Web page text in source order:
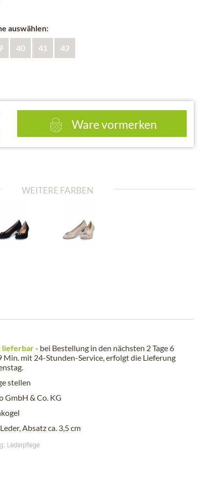
auswählen:
40 41 42
Ware vormerken
WEITERE FARBEN
lieferbar- bei Bestellung in den nächsten 2 Tage 6
Min. mit 24-Stunden-Service, erfolgt die Lieferung
.
stellen
GmbH & Co. KG
Absatz ca. 3,5 cm